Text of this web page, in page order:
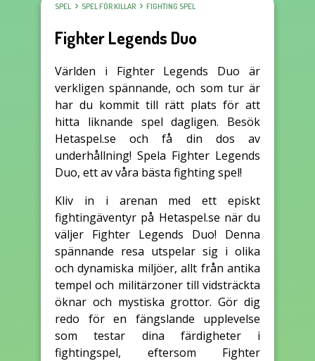
SPEL SPEL FÖR KILLAR FIGHTING SPEL
Fighter Legends Duo
Världen i Fighter Legends Duo är
verkligen spännande, och som tur är
har du kommit till rätt plats för att
hitta liknande spel dagligen. Besök
Hetaspel.se och få din dos av
underhållning! Spela Fighter Legends
Duo, ett av våra bästa fighting spel!
Kliv in i arenan med ett episkt
fightingäventyr på Hetaspel.se när du
väljer Fighter Legends Duo! Denna
spännande resa utspelar sig i olika
och dynamiska miljöer, allt från antika
tempel och militärzoner till vidsträckta
öknar och mystiska grottor. Gör dig
redo för en fängslande upplevelse
som testar dina färdigheter i
fightingspel, eftersom Fighter